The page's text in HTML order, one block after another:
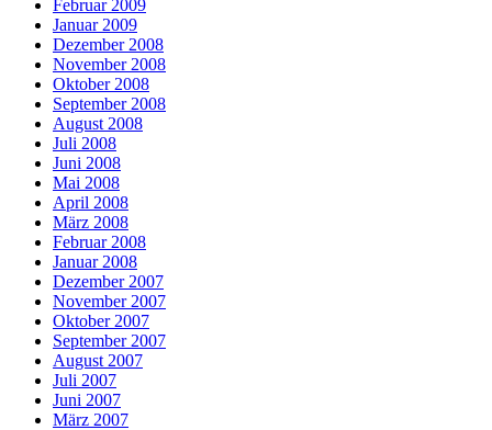
Februar 2009
Januar 2009
Dezember 2008
November 2008
Oktober 2008
September 2008
August 2008
Juli 2008
Juni 2008
Mai 2008
April 2008
März 2008
Februar 2008
Januar 2008
Dezember 2007
November 2007
Oktober 2007
September 2007
August 2007
Juli 2007
Juni 2007
März 2007